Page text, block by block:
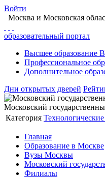
Войти
Москва и Московская
образовательный портал
Высшее образование
Профессиональное
Дополнительное
Дни открытых дверей
Московский
Категория
Главная
Образование в Москве
Вузы Москвы
Московский
Филиалы